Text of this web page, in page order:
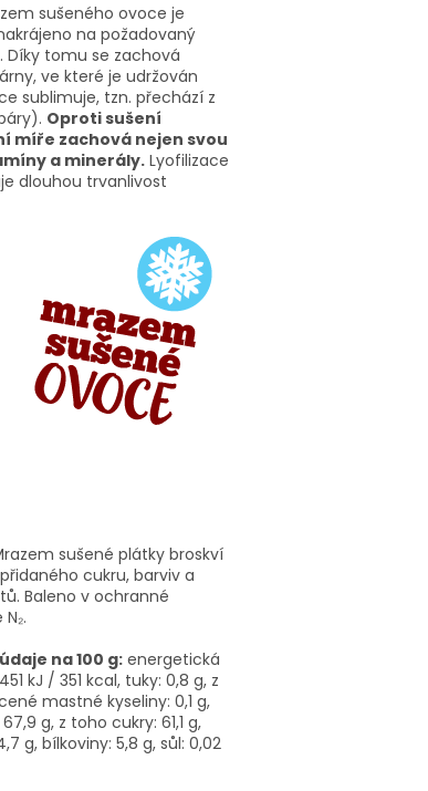
sušeného ovoce je
na požadovaný
tomu se zachová
ve které je udržován
sublimuje, tzn. přechází z
Oproti sušení
míře zachová nejen svou
a minerály. Lyofilizace
dlouhou trvanlivost
sušené plátky broskví
přidaného cukru, barviv a
Baleno v ochranné
N₂.
na 100 g: energetická
kJ / 351 kcal, tuky: 0,8 g, z
mastné kyseliny: 0,1 g,
g, z toho cukry: 61,1 g,
g, bílkoviny: 5,8 g, sůl: 0,02